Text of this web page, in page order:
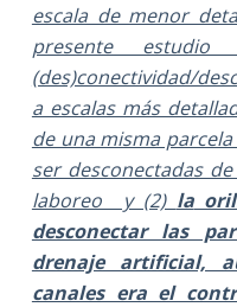
escala de menor
presente
(des)conectividad/
a escalas más
de una misma
ser desconectadas
laboreo y (2) la
desconectar las
drenaje artificial,
canales era el